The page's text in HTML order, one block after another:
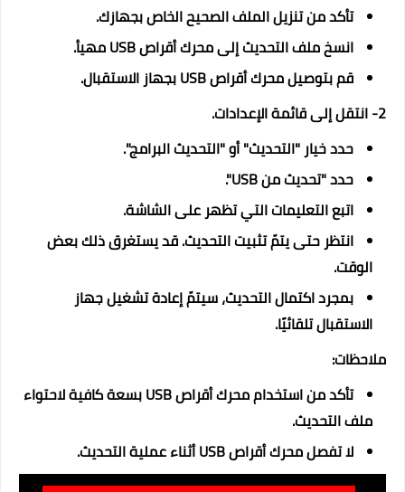
تأكد من تنزيل الملف الصحيح الخاص بجهازك.
انسخ ملف التحديث إلى محرك أقراص USB مهيأ.
قم بتوصيل محرك أقراص USB بجهاز الاستقبال.
2- انتقل إلى قائمة الإعدادات.
حدد خيار "التحديث" أو "التحديث البرامج".
حدد "تحديث من USB".
اتبع التعليمات التي تظهر على الشاشة.
انتظر حتى يتمّ تثبيت التحديث. قد يستغرق ذلك بعض
الوقت.
بمجرد اكتمال التحديث، سيتمّ إعادة تشغيل جهاز
الاستقبال تلقائيًا.
ملاحظات:
تأكد من استخدام محرك أقراص USB بسعة كافية لاحتواء
ملف التحديث.
لا تفصل محرك أقراص USB أثناء عملية التحديث.